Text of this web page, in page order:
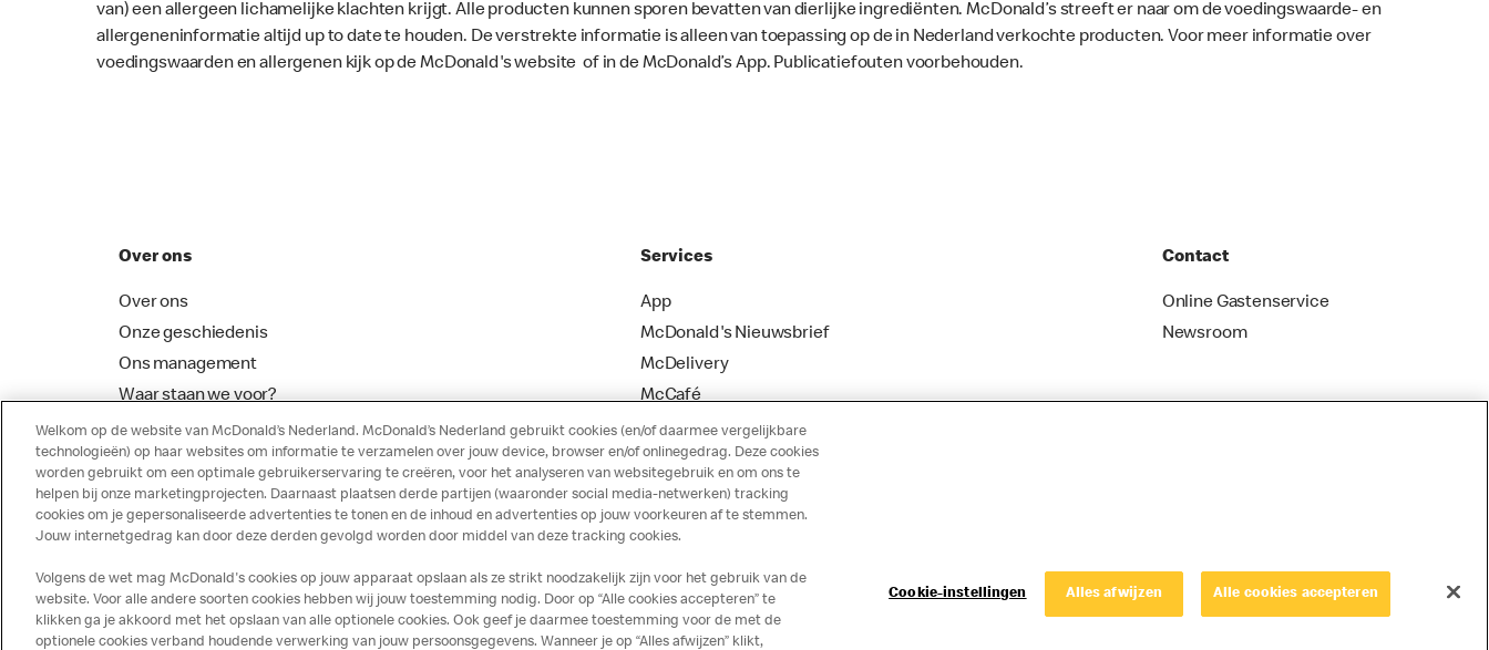
van) een allergeen lichamelijke klachten krijgt. Alle producten kunnen sporen bevatten van dierlijke ingrediënten. McDonald’s streeft er naar om de voedingswaarde- en
allergeneninformatie altijd up to date te houden. De verstrekte informatie is alleen van toepassing op de in Nederland verkochte producten. Voor meer informatie over
voedingswaarden en allergenen kijk op de McDonald's website of in de McDonald’s App. Publicatiefouten voorbehouden.
Over ons
Over ons
Onze geschiedenis
Ons management
Waar staan we voor?
McDonalds Franchising
Services
App
McDonald's Nieuwsbrief
McDelivery
McCafé
Contact
Online Gastenservice
Newsroom
Disclaimer Privacy Cookies
Welkom op de website van McDonald’s Nederland. McDonald’s Nederland gebruikt cookies (en/of daarmee vergelijkbare
technologieën) op haar websites om informatie te verzamelen over jouw device, browser en/of onlinegedrag. Deze cookies
worden gebruikt om een optimale gebruikerservaring te creëren, voor het analyseren van websitegebruik en om ons te
helpen bij onze marketingprojecten. Daarnaast plaatsen derde partijen (waaronder social media-netwerken) tracking
cookies om je gepersonaliseerde advertenties te tonen en de inhoud en advertenties op jouw voorkeuren af te stemmen.
Jouw internetgedrag kan door deze derden gevolgd worden door middel van deze tracking cookies.
Volgens de wet mag McDonald's cookies op jouw apparaat opslaan als ze strikt noodzakelijk zijn voor het gebruik van de
website. Voor alle andere soorten cookies hebben wij jouw toestemming nodig. Door op “Alle cookies accepteren” te
klikken ga je akkoord met het opslaan van alle optionele cookies. Ook geef je daarmee toestemming voor de met de
optionele cookies verband houdende verwerking van jouw persoonsgegevens. Wanneer je op “Alles afwijzen” klikt,
Cookie-instellingen Alles afwijzen Alle cookies accepteren